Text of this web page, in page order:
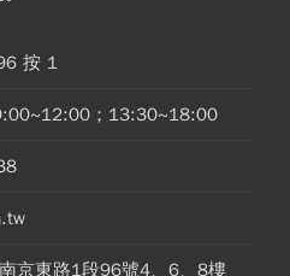
按 1
；13:30~18:00
京東路1段96號4、6、8樓